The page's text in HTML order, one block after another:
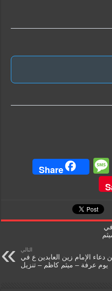
Pr
ri
e
M
a
Share
في
التالي
دعاء الإمام زين العابدين ع في
يوم عرفة – ميثم كاظم – تنزيل